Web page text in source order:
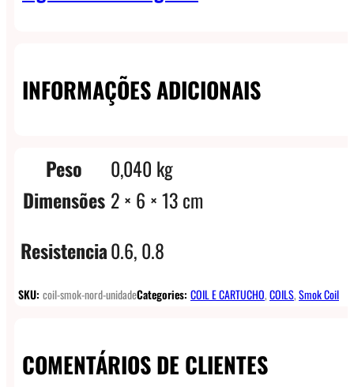
INFORMAÇÕES ADICIONAIS
Peso
0,040 kg
Dimensões 2 × 6 × 13 cm
Resistencia0.6, 0.8
SKU: coil-smok-nord-unidadeCategories: COIL E CARTUCHO,COILS,Smok Coil
COMENTÁRIOS DE CLIENTES